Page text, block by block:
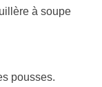
à soupe
pousses.